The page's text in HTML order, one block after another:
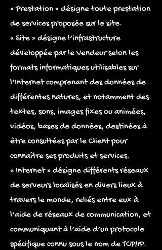
« Prestation » désigne toute prestation
de services proposée sur le site.
« Site » désigne l’infrastructure
développée par le Vendeur selon les
formats informatiques utilisables sur
l’Internet comprenant des données de
différentes natures, et notamment des
textes, sons, images fixes ou animées,
vidéos, bases de données, destinées à
être consultées par le Client pour
connaître ses produits et services.
« Internet » désigne différents réseaux
de serveurs localisés en divers lieux à
travers le monde, reliés entre eux à
l’aide de réseaux de communication, et
communiquant à l’aide d’un protocole
spécifique connu sous le nom de TCP/IP.